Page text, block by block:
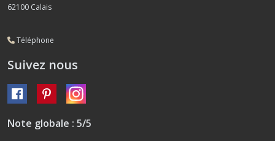
62100 Calais
Téléphone
Suivez nous
Note globale : 5/5